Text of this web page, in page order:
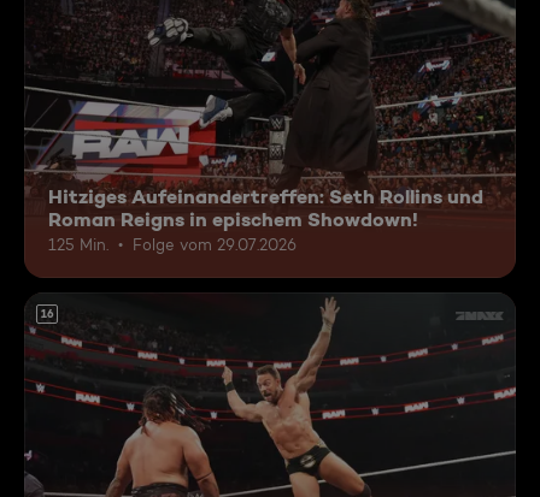
Hitziges Aufeinandertreffen: Seth Rollins und
Roman Reigns in epischem Showdown!
125 Min. Folge vom 29.07.2026
16